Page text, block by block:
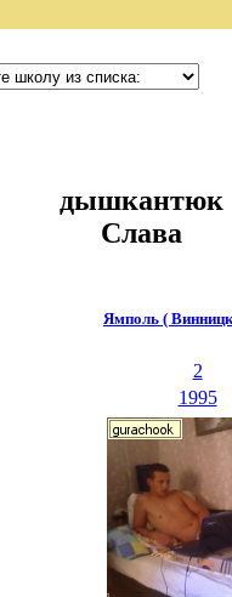
дышкантюк
Слава
Ямполь (
2
1995